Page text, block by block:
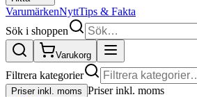
VarumärkenNyttTips & Fakta
Sök i shoppen
Varukorg
Filtrera kategorier
Priser inkl. moms Priser inkl. moms